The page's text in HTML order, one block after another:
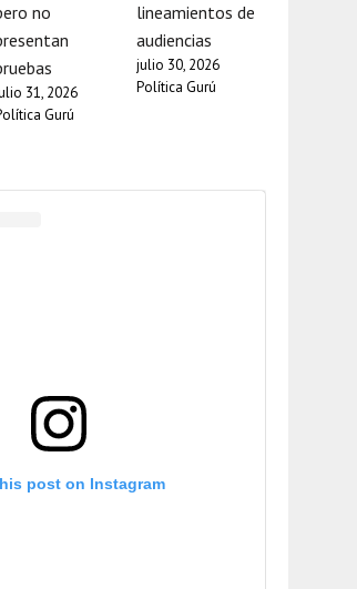
no
31, 2026
Gurú
lineamientos de
audiencias
julio 30, 2026
Política Gurú
post on Instagram